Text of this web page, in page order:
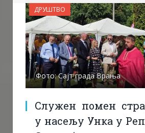
Фото: Сајт града Врања
Служен помен
у насељу Унка у
ДРУШТВО